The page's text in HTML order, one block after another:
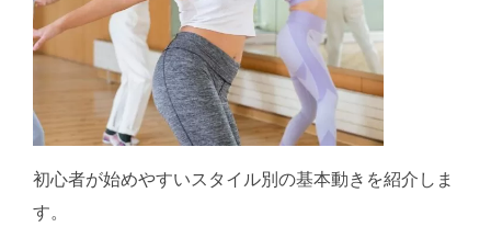
初心者が始めやすいスタイル別の基本動きを紹介しま
す。